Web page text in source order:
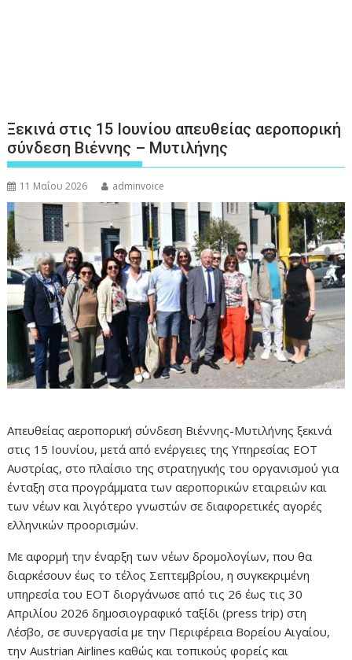
Ξεκινά στις 15 Ιουνίου απευθείας αεροπορική
σύνδεση Βιέννης – Μυτιλήνης
11 Μαΐου 2026 adminvoice
Απευθείας αεροπορική σύνδεση Βιέννης-Μυτιλήνης ξεκινά
στις 15 Ιουνίου, μετά από ενέργειες της Υπηρεσίας ΕΟΤ
Αυστρίας, στο πλαίσιο της στρατηγικής του οργανισμού για
ένταξη στα προγράμματα των αεροπορικών εταιρειών και
των νέων και λιγότερο γνωστών σε διαφορετικές αγορές
ελληνικών προορισμών.
Με αφορμή την έναρξη των νέων δρομολογίων, που θα
διαρκέσουν έως το τέλος Σεπτεμβρίου, η συγκεκριμένη
υπηρεσία του ΕΟΤ διοργάνωσε από τις 26 έως τις 30
Απριλίου 2026 δημοσιογραφικό ταξίδι (press trip) στη
Λέσβο, σε συνεργασία με την Περιφέρεια Βορείου Αιγαίου,
την Austrian Airlines καθώς και τοπικούς φορείς και